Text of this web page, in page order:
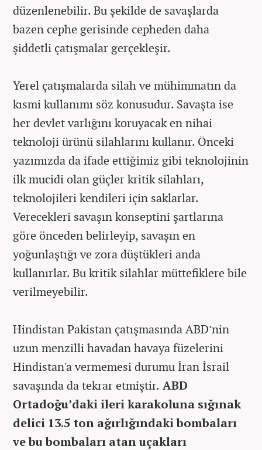
düzenlenebilir. Bu şekilde de savaşlarda
bazen cephe gerisinde cepheden daha
şiddetli çatışmalar gerçekleşir.
Yerel çatışmalarda silah ve mühimmatın da
kısmi kullanımı söz konusudur. Savaşta ise
her devlet varlığını koruyacak en nihai
teknoloji ürünü silahlarını kullanır. Önceki
yazımızda da ifade ettiğimiz gibi teknolojinin
ilk mucidi olan güçler kritik silahları,
teknolojileri kendileri için saklarlar.
Verecekleri savaşın konseptini şartlarına
göre önceden belirleyip, savaşın en
yoğunlaştığı ve zora düştükleri anda
kullanırlar. Bu kritik silahlar müttefiklere bile
verilmeyebilir.
Hindistan Pakistan çatışmasında ABD’nin
uzun menzilli havadan havaya füzelerini
Hindistan'a vermemesi durumu İran İsrail
savaşında da tekrar etmiştir. ABD
Ortadoğu’daki ileri karakoluna sığınak
delici 13.5 ton ağırlığındaki bombaları
ve bu bombaları atan uçakları